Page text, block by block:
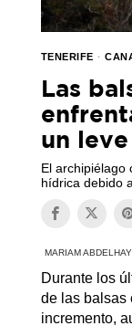
TENERIFE ·
Las
un
El archipiélago
hídrica debido
MARIAM
Durante los
de las balsas
incremento,